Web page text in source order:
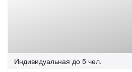
Индивидуальная до 5 чел.